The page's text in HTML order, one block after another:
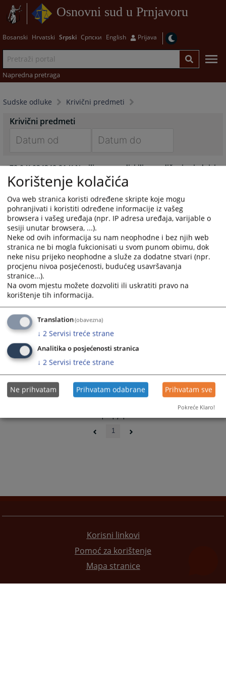
Osnovni sud u Prnjavoru
Bosanski Hrvatski Srpski Српски English Prijava
Napredna pretraga
Sudske odluke Krivični predmeti
Krivični predmeti
forward
to
interact
with
the
calendar
and
select
a
date.
Press
the
question
mark
key
to
get
the
keyboard
for
forward
to
interact
with
the
calendar
and
select
a
date.
the
question
key
to
get
keyboard
for
23.04.2024.
78 0 K 034348 21 K Nasilje u porodici ili porodičnoj zajednici
1 - 1 / 1
1
Korisni linkovi
Pomoć za korištenje
Mapa stranice
Korištenje kolačića
Ova web stranica koristi određene skripte koje mogu
pohranjivati i koristiti određene informacije iz vašeg
browsera i vašeg uređaja (npr. IP adresa uređaja, varijable o
sesiji unutar browsera, ...).
Neke od ovih informacija su nam neophodne i bez njih web
stranica ne bi mogla fukcionisati u svom punom obimu, dok
neke nisu prijeko neophodne a služe za dodatne stvari (npr.
procjenu nivoa posjećenosti, budućeg usavršavanja
stranice...).
Na ovom mjestu možete dozvoliti ili uskratiti pravo na
korištenje tih informacija.
Translation(obavezna)
↓ 2 Servisi treće strane
Analitika o posjećenosti stranica
↓ 2 Servisi treće strane
Ne prihvatam Prihvatam odabrane Prihvatam sve
Pokreće Klaro!